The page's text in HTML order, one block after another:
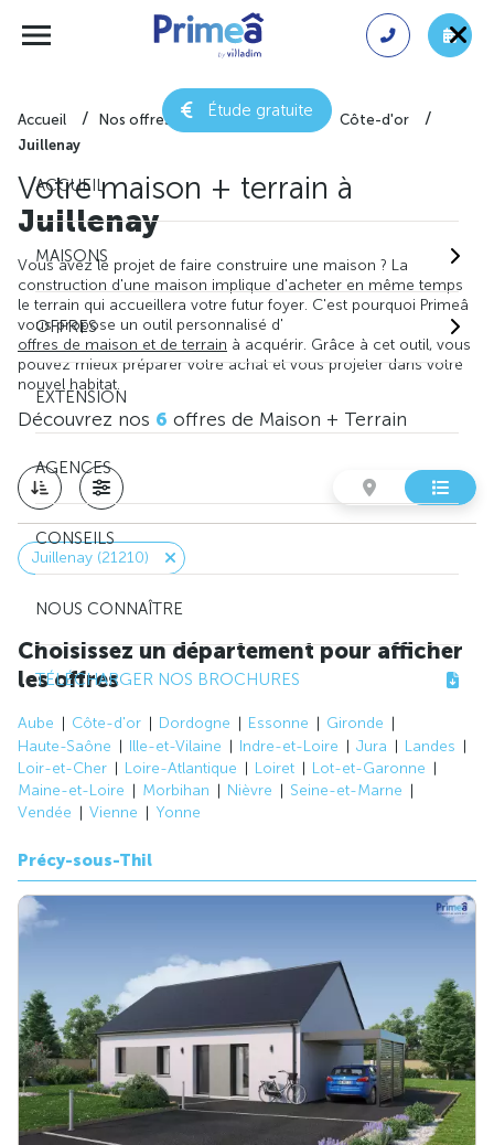
Étude gratuite
ACCUEIL
MAISONS
OFFRES
EXTENSION
AGENCES
CONSEILS
NOUS CONNAÎTRE
TÉLÉCHARGER NOS BROCHURES
Accueil Nos offres de maison + terrain
Côte-d'or
Juillenay
Votre maison + terrain à
Juillenay
Vous avez le projet de faire construire une maison ? La
construction d'une maison implique d'acheter en même temps
le terrain qui accueillera votre futur foyer. C'est pourquoi Primeâ
vous propose un outil personnalisé d'
offres de maison et de terrain à acquérir. Grâce à cet outil, vous
pouvez mieux préparer votre achat et vous projeter dans votre
nouvel habitat.
Découvrez nos 6 offres de Maison + Terrain
Juillenay (21210)
Choisissez un département pour afficher
les offres
Aube Côte-d'or Dordogne Essonne
Gironde
Haute-Saône
Ille-et-Vilaine Indre-et-Loire Jura
Landes
Loir-et-Cher
Loire-Atlantique Loiret
Lot-et-Garonne
Maine-et-Loire
Morbihan Nièvre
Seine-et-Marne
Vendée
Vienne Yonne
Précy-sous-Thil